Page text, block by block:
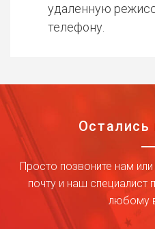
удаленную
телефону.
Остались
Просто позвоните нам
почту и наш специалист
любому